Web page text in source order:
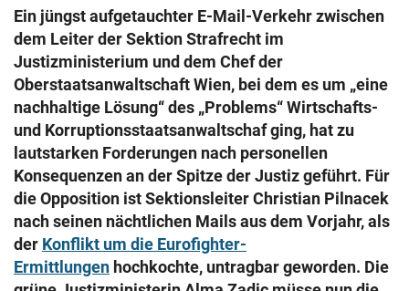
search
eingeben
© Krone Multimedia GmbH & Co KG 2026
Muthgasse 2, 1190 Wien
Ein jüngst aufgetauchter E-Mail-Verkehr zwischen
dem Leiter der Sektion Strafrecht im
Justizministerium und dem Chef der
Oberstaatsanwaltschaft Wien, bei dem es um „eine
nachhaltige Lösung“ des „Problems“ Wirtschafts-
und Korruptionsstaatsanwaltschaf ging, hat zu
lautstarken Forderungen nach personellen
Konsequenzen an der Spitze der Justiz geführt. Für
die Opposition ist Sektionsleiter Christian Pilnacek
nach seinen nächtlichen Mails aus dem Vorjahr, als
der Konflikt um die Eurofighter-
Ermittlungen hochkochte, untragbar geworden. Die